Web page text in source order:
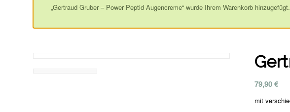
„Gertraud Gruber – Power Peptid Augencreme“ wurde Ihrem Warenkorb hinzugefügt.
79,90€
mit